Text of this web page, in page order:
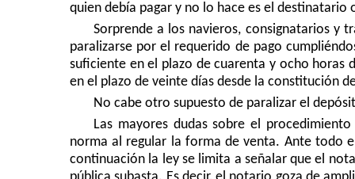
quien debía pagar y no lo hace es el
Sorprende a los navieros, consignatarios y
paralizarse por el requerido de pago
suficiente en el plazo de cuarenta y ocho horas
en el plazo de veinte días desde la constitución
No cabe otro supuesto de paralizar el
Las mayores dudas sobre el
norma al regular la forma de venta. Ante todo
continuación la ley se limita a señalar que el